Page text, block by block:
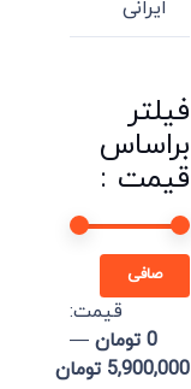
ایرانی
فیلتر
براساس
قیمت :
صافی
قيمت:
0 تومان
—
5,900,000 تومان